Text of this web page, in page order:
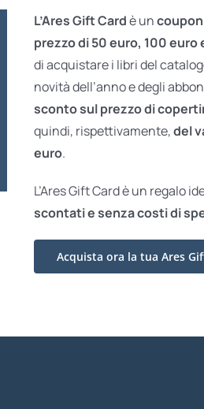
L’Ares Gift Cardè uncoupon
prezzo di 50 euro, 100 euro
di acquistare i libri del
novità dell’anno e degli
sconto sul prezzo di
quindi, rispettivamente,del
euro.
L’Ares Gift Card è un regalo
scontati esenza costi di
Acquista ora la tua Ares